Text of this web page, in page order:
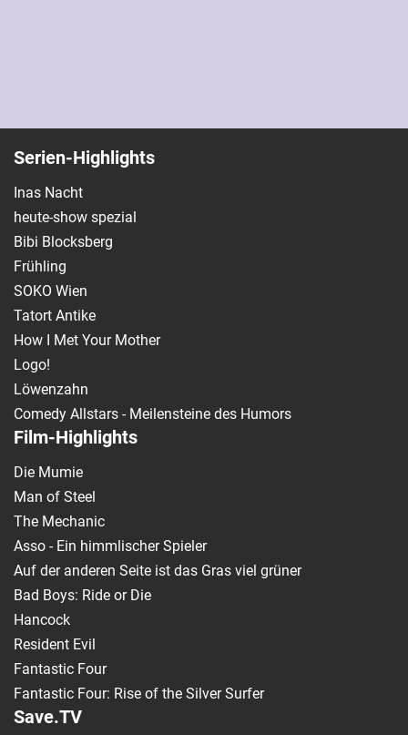
Serien-Highlights
Inas Nacht
heute-show spezial
Bibi Blocksberg
Frühling
SOKO Wien
Tatort Antike
How I Met Your Mother
Logo!
Löwenzahn
Comedy Allstars - Meilensteine des Humors
Film-Highlights
Die Mumie
Man of Steel
The Mechanic
Asso - Ein himmlischer Spieler
Auf der anderen Seite ist das Gras viel grüner
Bad Boys: Ride or Die
Hancock
Resident Evil
Fantastic Four
Fantastic Four: Rise of the Silver Surfer
Save.TV